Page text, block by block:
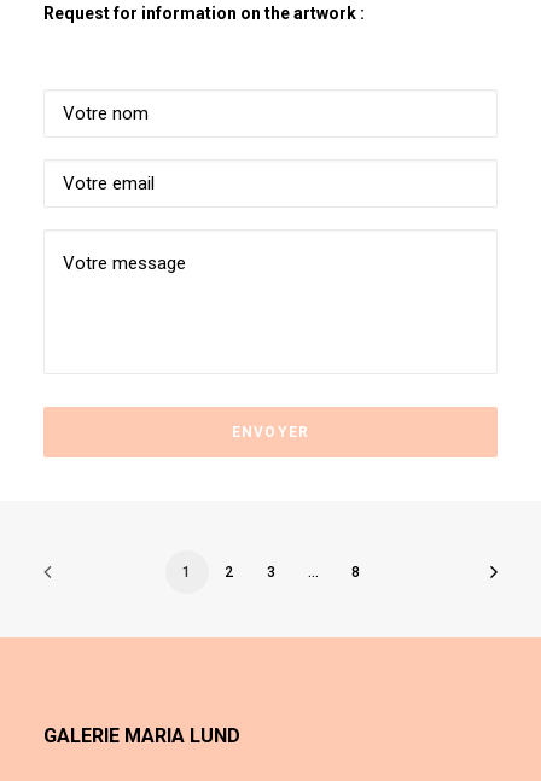
Request for information on the artwork :
1 2 3 … 8
GALERIE MARIA LUND